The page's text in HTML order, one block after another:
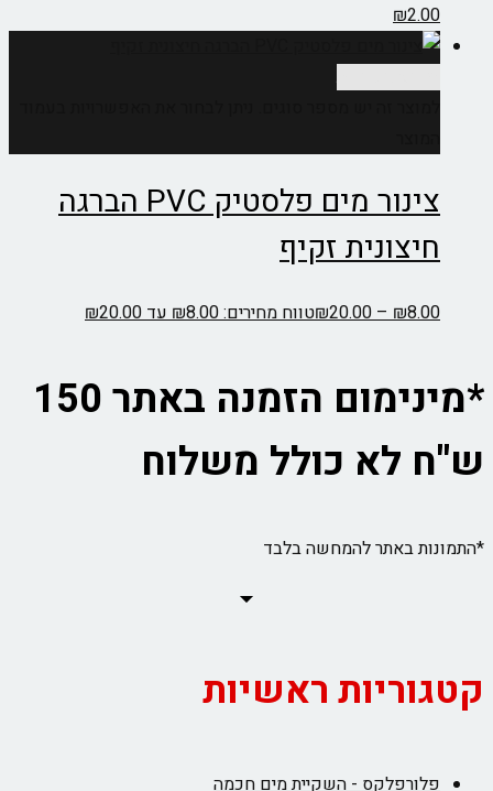
₪2.00
צינור מים פלסטיק PVC הברגה
חיצונית זקיף
₪8.00
–
₪20.00 טווח מחירים: ⁦₪8.00⁩ עד ⁦₪20.00⁩
*מינימום הזמנה באתר 150
ש"ח לא כולל משלוח
*התמונות באתר להמחשה בלבד
קטגוריות ראשיות
פלורפלקס - השקיית מים חכמה